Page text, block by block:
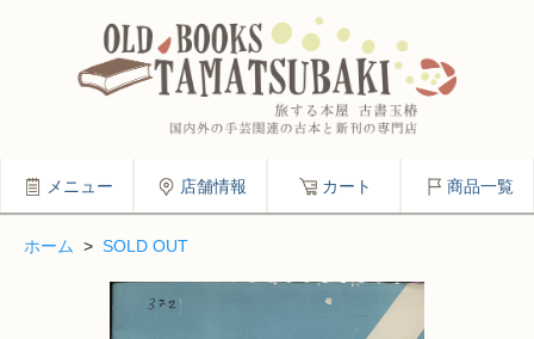
メニュー 店舗情報 カート 商品一覧
ホーム > SOLD OUT